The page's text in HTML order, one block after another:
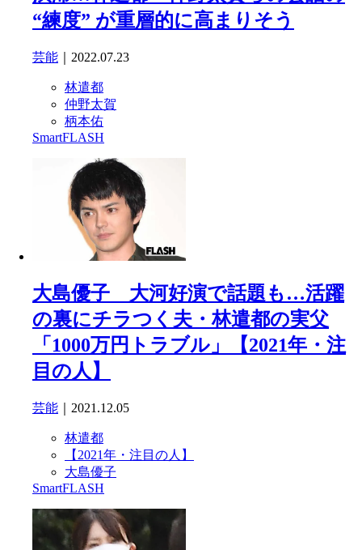
“練度” が重層的に高まりそう
芸能 ｜2022.07.23
林遣都
仲野太賀
柄本佑
SmartFLASH
大島優子 大河好演で話題も…活躍
の裏にチラつく夫・林遣都の実父
「1000万円トラブル」【2021年・注
目の人】
芸能 ｜2021.12.05
林遣都
【2021年・注目の人】
大島優子
SmartFLASH